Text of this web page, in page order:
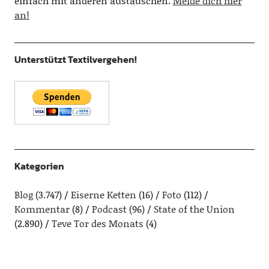
an!
Unterstützt Textilvergehen!
Kategorien
Blog(3.747) Eiserne Ketten (16) Foto (112)
Kommentar(8) Podcast(96)
State of the Union
(2.890)
Teve Tor des Monats (4)